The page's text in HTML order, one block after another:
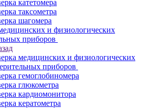
катетомера
таксометра
шагомера
и физиологических
приборов
медицинских и физиологических
приборов
гемоглобиномера
глюкометра
кардиомонитора
кератометра